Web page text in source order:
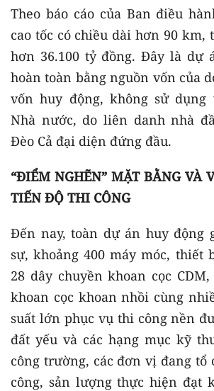
Theo báo cáo của Ban điều
cao tốc có chiều dài hơn 90 km,
hơn 36.100 tỷ đồng. Đây là dự
hoàn toàn bằng nguồn vốn của
vốn huy động, không sử dụng
Nhà nước, do liên danh nhà
Đèo Cả đại diện đứng đầu.
“ĐIỂM NGHẼN” MẶT BẰNG VÀ
TIẾN ĐỘ THI CÔNG
Đến nay, toàn dự án huy động
sự, khoảng 400 máy móc, thiết
28 dây chuyền khoan cọc
khoan cọc khoan nhồi cùng
suất lớn phục vụ thi công nền
đất yếu và các hạng mục kỹ
công trường, các đơn vị đang tổ
công, sản lượng thực hiện đạt